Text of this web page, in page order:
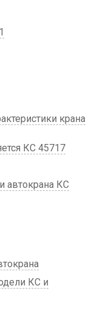
крана
КС 45717
автокрана КС
КС и